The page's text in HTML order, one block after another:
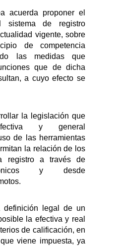
acuerda proponer el
sistema de registro
vigente, sobre
de competencia
las medidas que
que de dicha
a cuyo efecto se
la legislación que
y general
de las herramientas
la relación de los
registro a través de
y desde
definición legal de un
la efectiva y real
de calificación, en
viene impuesta, ya